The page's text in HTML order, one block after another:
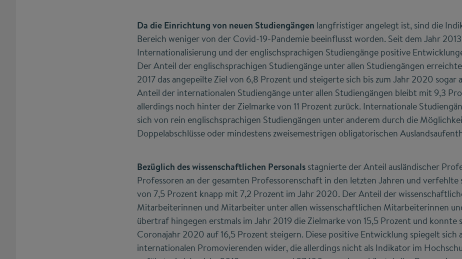
Da die Einrichtung von neuen Studiengängen langfristiger angelegt ist, sind die
Bereich weniger von der Covid-19-Pandemie beeinflusst worden. Seit dem Jahr
Internationalisierung und der englischsprachigen Studiengänge positive
Der Anteil der englischsprachigen Studiengänge unter allen Studiengängen
2017 das angepeilte Ziel von 6,8 Prozent und steigerte sich bis zum Jahr 2020 sogar
Anteil der internationalen Studiengänge unter allen Studiengängen bleibt mit 9,3
allerdings noch hinter der Zielmarke von 11 Prozent zurück. Internationale
sich von rein englischsprachigen Studiengängen unter anderem durch die
Doppelabschlüsse oder mindestens zweisemestrigen obligatorischen
Bezüglich des wissenschaftlichen Personals stagnierte der Anteil ausländischer
Professoren an der gesamten Professorenschaft in den letzten Jahren und verfehlte
von 7,5 Prozent knapp mit 7,2 Prozent im Jahr 2020. Der Anteil der
Mitarbeiterinnen und Mitarbeiter unter allen wissenschaftlichen Mitarbeiterinnen
übertraf hingegen erstmals im Jahr 2019 die Zielmarke von 15,5 Prozent und konnte
Coronajahr 2020 auf 16,5 Prozent steigern. Diese positive Entwicklung spiegelt sich
internationalen Promovierenden wider, die allerdings nicht als Indikator im